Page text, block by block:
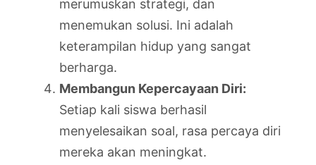
merumuskan strategi, dan
menemukan solusi. Ini adalah
keterampilan hidup yang sangat
berharga.
Membangun Kepercayaan Diri:
Setiap kali siswa berhasil
menyelesaikan soal, rasa percaya diri
mereka akan meningkat.